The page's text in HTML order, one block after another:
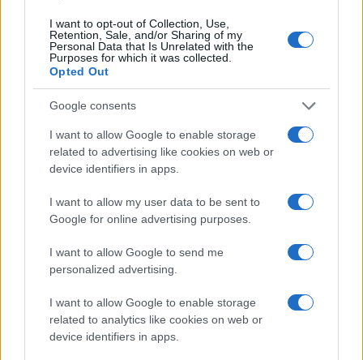
I want to opt-out of Collection, Use,
Retention, Sale, and/or Sharing of my
Personal Data that Is Unrelated with the
Purposes for which it was collected.
Opted Out
Google consents
I want to allow Google to enable storage
related to advertising like cookies on web or
device identifiers in apps.
I want to allow my user data to be sent to
Google for online advertising purposes.
I want to allow Google to send me
personalized advertising.
I want to allow Google to enable storage
related to analytics like cookies on web or
device identifiers in apps.
Continua a leggere